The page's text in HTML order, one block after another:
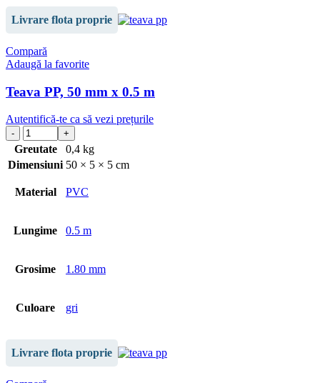
Livrare flota proprie
Compară
Adaugă la favorite
Teava PP, 50 mm x 0.5 m
Autentifică-te ca să vezi prețurile
Greutate
0,4 kg
Dimensiuni 50 × 5 × 5 cm
Material PVC
Lungime 0.5 m
Grosime 1.80 mm
Culoare gri
Livrare flota proprie